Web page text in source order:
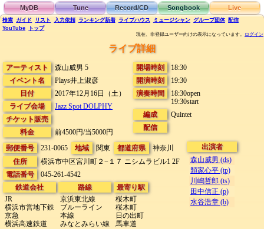
MyDB Tune Record/CD Songbook Live
検索 ガイド リスト 入力依頼 ランキング新着 ライブハウス ミュージシャン グループ団体 配信
YouTube
トップ
現在、非登録ユーザー向けの表示になっています。 ログイン
ライブ詳細
アーティスト
森山威男 5
イベント名
Plays井上淑彦
日付
2017年12月16日（土）
ライブ会場
Jazz Spot DOLPHY
チケット販売
料金
前4500円/当5000円
開場時刻
18:30
開演時刻
19:30
演奏時間
18:30open
19:30start
編成
Quintet
配信
郵便番号 231-0065 地域 関東 都道府県
神奈川
住所
横浜市中区宮川町２−１７ ニシムラビル1 2F
電話番号
045-261-4542
鉄道会社
JR
横浜市営地下鉄
京急
横浜高速鉄道
路線
京浜東北線
ブルーライン
本線
みなとみらい線
最寄り駅
桜木町
桜木町
日の出町
馬車道
出演者
森山威男 (ds)
類家心平 (tp)
川嶋哲郎 (ts)
田中信正 (p)
水谷浩章 (b)